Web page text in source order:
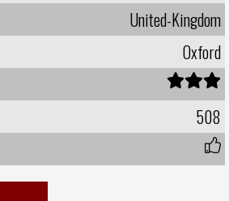
United-Kingdom
Oxford
508